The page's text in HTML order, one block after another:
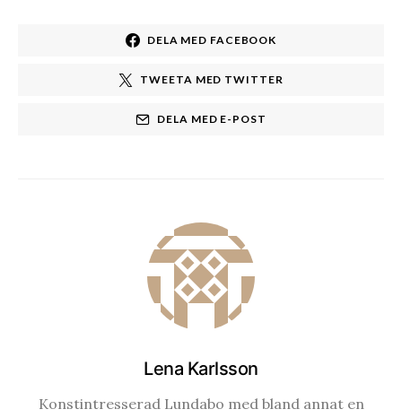
DELA MED FACEBOOK
TWEETA MED TWITTER
DELA MED E-POST
Lena Karlsson
Konstintresserad Lundabo med bland annat en